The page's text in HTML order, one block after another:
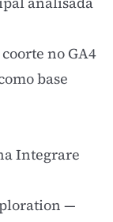
no GA4
base
Integrare
—